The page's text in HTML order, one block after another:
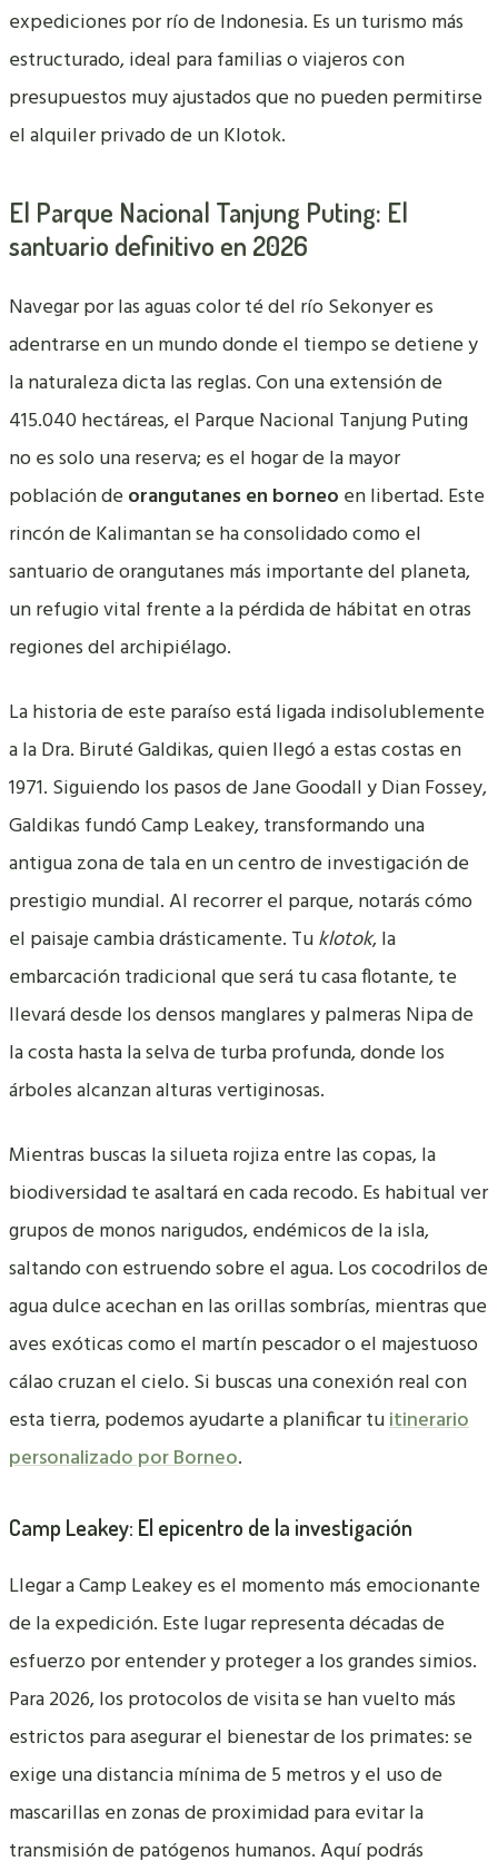
expediciones por río de Indonesia. Es un turismo más
estructurado, ideal para familias o viajeros con
presupuestos muy ajustados que no pueden permitirse
el alquiler privado de un Klotok.
El Parque Nacional Tanjung Puting: El
santuario definitivo en 2026
Navegar por las aguas color té del río Sekonyer es
adentrarse en un mundo donde el tiempo se detiene y
la naturaleza dicta las reglas. Con una extensión de
415.040 hectáreas, el Parque Nacional Tanjung Puting
no es solo una reserva; es el hogar de la mayor
población de orangutanes en borneo en libertad. Este
rincón de Kalimantan se ha consolidado como el
santuario de orangutanes más importante del planeta,
un refugio vital frente a la pérdida de hábitat en otras
regiones del archipiélago.
La historia de este paraíso está ligada indisolublemente
a la Dra. Biruté Galdikas, quien llegó a estas costas en
1971. Siguiendo los pasos de Jane Goodall y Dian Fossey,
Galdikas fundó Camp Leakey, transformando una
antigua zona de tala en un centro de investigación de
prestigio mundial. Al recorrer el parque, notarás cómo
el paisaje cambia drásticamente. Tuklotok, la
embarcación tradicional que será tu casa flotante, te
llevará desde los densos manglares y palmeras Nipa de
la costa hasta la selva de turba profunda, donde los
árboles alcanzan alturas vertiginosas.
Mientras buscas la silueta rojiza entre las copas, la
biodiversidad te asaltará en cada recodo. Es habitual ver
grupos de monos narigudos, endémicos de la isla,
saltando con estruendo sobre el agua. Los cocodrilos de
agua dulce acechan en las orillas sombrías, mientras que
aves exóticas como el martín pescador o el majestuoso
cálao cruzan el cielo. Si buscas una conexión real con
esta tierra, podemos ayudarte a planificar tuitinerario
personalizado por Borneo.
Camp Leakey: El epicentro de la investigación
Llegar a Camp Leakey es el momento más emocionante
de la expedición. Este lugar representa décadas de
esfuerzo por entender y proteger a los grandes simios.
Para 2026, los protocolos de visita se han vuelto más
estrictos para asegurar el bienestar de los primates: se
exige una distancia mínima de 5 metros y el uso de
mascarillas en zonas de proximidad para evitar la
transmisión de patógenos humanos. Aquí podrás